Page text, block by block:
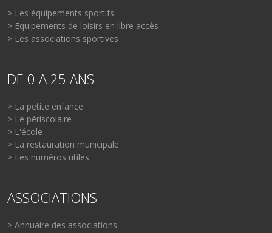
> Les équipements sportifs
> Equipements de loisirs en libre accès
> Les associations sportives
DE 0 A 25 ANS
> La petite enfance
> Le périscolaire
> L'école
> La restauration municipale
> Les numéros utiles
ASSOCIATIONS
> Annuaire des associations